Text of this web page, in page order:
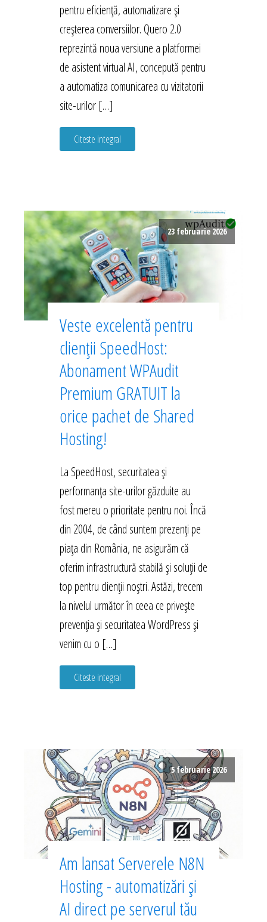
pentru eficiență, automatizare și
creșterea conversiilor. Quero 2.0
reprezintă noua versiune a platformei
de asistent virtual AI, concepută pentru
a automatiza comunicarea cu vizitatorii
site-urilor […]
Citeste integral
23 februarie 2026
Veste excelentă pentru
clienții SpeedHost:
Abonament WPAudit
Premium GRATUIT la
orice pachet de Shared
Hosting!
La SpeedHost, securitatea și
performanța site-urilor găzduite au
fost mereu o prioritate pentru noi. Încă
din 2004, de când suntem prezenți pe
piața din România, ne asigurăm că
oferim infrastructură stabilă și soluții de
top pentru clienții noștri. Astăzi, trecem
la nivelul următor în ceea ce privește
prevenția și securitatea WordPress și
venim cu o […]
Citeste integral
5 februarie 2026
Am lansat Serverele N8N
Hosting - automatizări și
AI direct pe serverul tău